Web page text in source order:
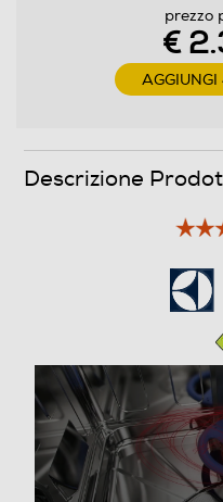
Programmi speciali
Indicazione fasi lavaggio
prezzo
€
Descrizione